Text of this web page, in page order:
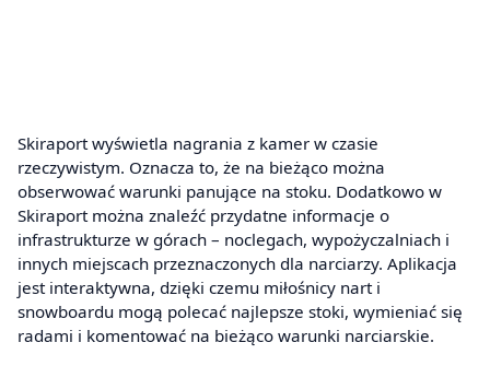
Skiraport wyświetla nagrania z kamer w czasie
rzeczywistym. Oznacza to, że na bieżąco można
obserwować warunki panujące na stoku. Dodatkowo w
Skiraport można znaleźć przydatne informacje o
infrastrukturze w górach – noclegach, wypożyczalniach i
innych miejscach przeznaczonych dla narciarzy. Aplikacja
jest interaktywna, dzięki czemu miłośnicy nart i
snowboardu mogą polecać najlepsze stoki, wymieniać się
radami i komentować na bieżąco warunki narciarskie.